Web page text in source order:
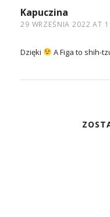
Kapuczina
29 WRZEŚNIA 2022 AT
Dzięki A Figa to shih-